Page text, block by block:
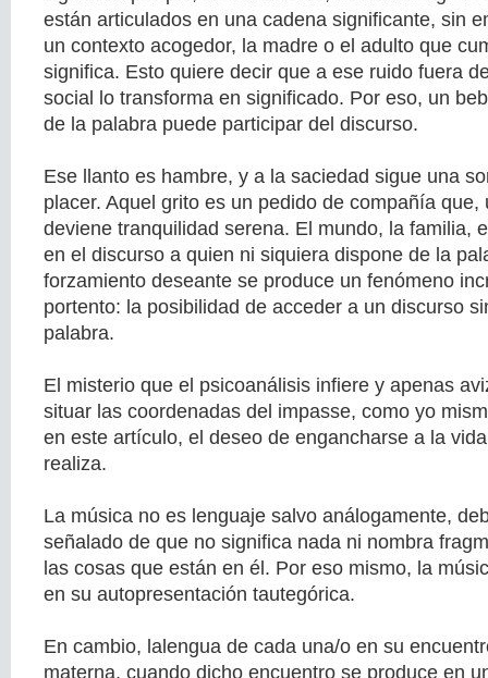
están articulados en una cadena significante, sin
un contexto acogedor, la madre o el adulto que
significa. Esto quiere decir que a ese ruido fuera
social lo transforma en significado. Por eso, un
de la palabra puede participar del discurso.
Ese llanto es hambre, y a la saciedad sigue una
placer. Aquel grito es un pedido de compañía que,
deviene tranquilidad serena. El mundo, la familia,
en el discurso a quien ni siquiera dispone de la
forzamiento deseante se produce un fenómeno
portento: la posibilidad de acceder a un discurso
palabra.
El misterio que el psicoanálisis infiere y apenas
situar las coordenadas del impasse, como yo
en este artículo, el deseo de engancharse a la
realiza.
La música no es lenguaje salvo análogamente,
señalado de que no significa nada ni nombra
las cosas que están en él. Por eso mismo, la
en su autopresentación tautegórica.
En cambio, lalengua de cada una/o en su
materna, cuando dicho encuentro se produce en